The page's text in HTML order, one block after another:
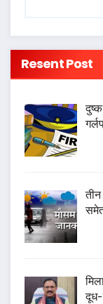
Resent Post
दूध-